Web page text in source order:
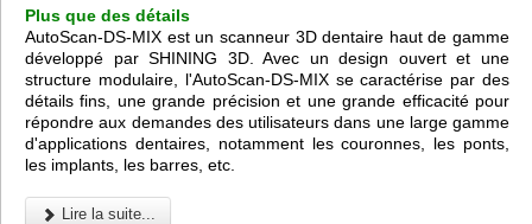
Plus que des détails
AutoScan-DS-MIX est un scanneur 3D dentaire haut de gamme
développé par SHINING 3D. Avec un design ouvert et une
structure modulaire, l'AutoScan-DS-MIX se caractérise par des
détails fins, une grande précision et une grande efficacité pour
répondre aux demandes des utilisateurs dans une large gamme
d'applications dentaires, notamment les couronnes, les ponts,
les implants, les barres, etc.
Lire la suite...